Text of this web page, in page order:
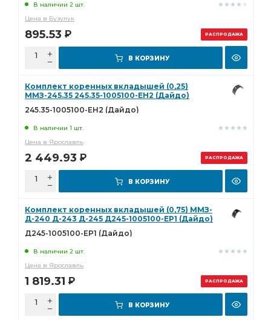
РАСПРОДАЖА
В наличии 2 шт.
Цена в Бузулук
895.53 Р
В КОРЗИНУ
РАСПРОДАЖА
Комплект коренных вкладышей (0,25)
ММЗ-245.35 245.35-1005100-ЕН2 (Дайдо)
245.35-1005100-ЕН2 (Дайдо)
В наличии 1 шт.
Цена в Ярославль
2 449.93 Р
В КОРЗИНУ
РАСПРОДАЖА
Комплект коренных вкладышей (0,75) ММЗ-
Д-240 Д-243 Д-245 Д245-1005100-ЕР1 (Дайдо)
Д245-1005100-ЕР1 (Дайдо)
В наличии 2 шт.
Цена в Ярославль
1 819.31 Р
В КОРЗИНУ